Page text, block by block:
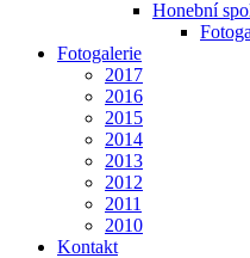
Honební
Fotogalerie
2017
2016
2015
2014
2013
2012
2011
2010
Kontakt